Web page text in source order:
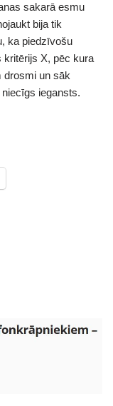
sakarā esmu
bija tik
ka piedzīvošu
kritērijs X, pēc kura
drosmi un sāk
iegansts.